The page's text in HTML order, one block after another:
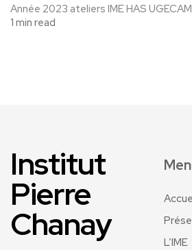
Année 2023 ateliers IMEHAS UGECAM
1 min read
Institut
Pierre
Chanay
L’IME